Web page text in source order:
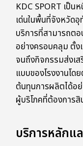
KDC SPORT เป็น
เด่นในพื้นที่จังหวัดอุ
บริการที่สามารถต
อย่างครอบคลุม ตั้
จนถึงกิจกรรมส่งเส
แบบของโรงงานโ
ต้นทุนการผลิตได้อ
ผู้บริโภคที่ต้องการ
บริการหลักแ